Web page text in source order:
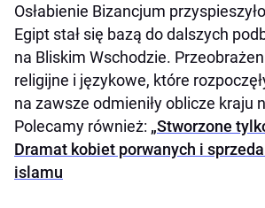
Osłabienie Bizancjum
Egipt stał się bazą do dalszych
na Bliskim Wschodzie.
religijne i językowe, które
na zawsze odmieniły oblicze kraju
Polecamy również: „Stworzone
Dramat kobiet porwanych i
islamu